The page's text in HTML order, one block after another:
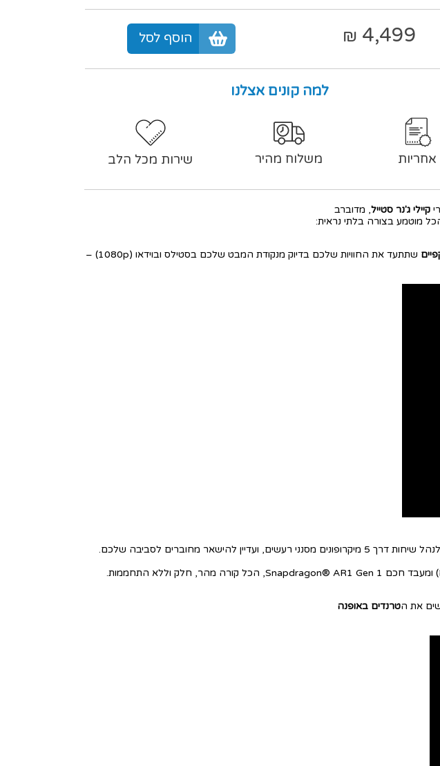
4,499
₪ הוסף לסל
למה קונים אצלנו
אחריות משלוח מהיר שירות מכל הלב
קיילי ג'נר סטייל, מדוברב
מוטמע בצורה בלתי נראית:
שתתעד את החוויות שלכם בדיוק מנקודת המבט שלכם בסטילס ובוידאו (1080p) –
את הטרנדים באופנה